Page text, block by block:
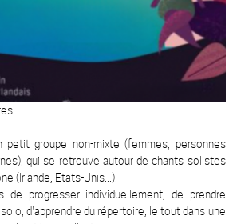
petit groupe non-mixte (femmes, personnes
qui se retrouve autour de chants solistes
(Irlande, Etats-Unis...).
de progresser individuellement, de prendre
d'apprendre du répertoire, le tout dans une